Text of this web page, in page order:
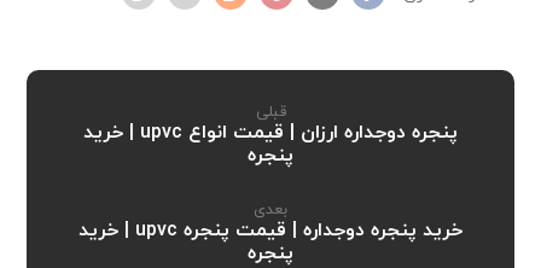
قبلی
پنجره دوجداره ارزان | قیمت انواع upvc | خرید
پنجره
بعدی
خرید پنجره دوجداره | قیمت پنجره upvc | خرید
پنجره